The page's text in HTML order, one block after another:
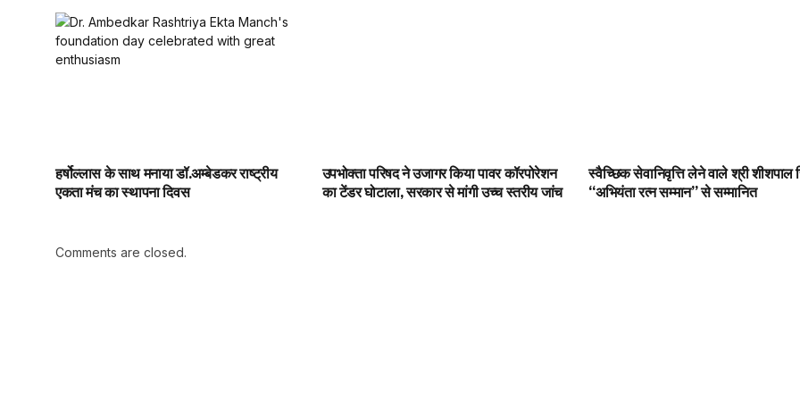
हर्षोल्लास के साथ मनाया डॉ.अम्बेडकर राष्ट्रीय
एकता मंच का स्थापना दिवस
उपभोक्ता परिषद ने उजागर किया पावर कॉरपोरेशन
का टेंडर घोटाला, सरकार से मांगी उच्च स्तरीय जांच
स्वैच्छिक सेवानिवृत्ति लेने वाले श्री शीशपाल
“अभियंता रत्न सम्मान” से सम्मानित
Comments are closed.